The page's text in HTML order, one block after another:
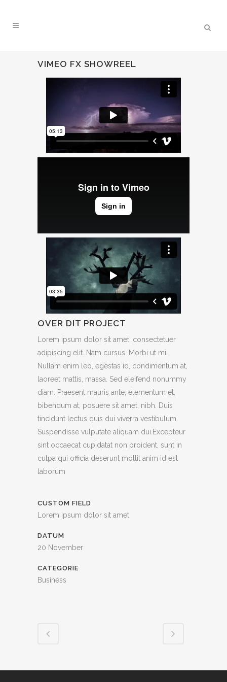
VIMEO FX SHOWREEL
OVER DIT PROJECT
Lorem ipsum dolor sit amet, consectetuer
adipiscing elit. Nam cursus. Morbi ut mi.
Nullam enim leo, egestas id, condimentum at,
laoreet mattis, massa. Sed eleifend nonummy
diam. Praesent mauris ante, elementum et,
bibendum at, posuere sit amet, nibh. Duis
tincidunt lectus quis dui viverra vestibulum.
Suspendisse vulputate aliquam dui.Excepteur
sint occaecat cupidatat non proident, sunt in
culpa qui officia deserunt mollit anim id est
laborum
CUSTOM FIELD
Lorem ipsum dolor sit amet
DATUM
20 November
CATEGORIE
Business